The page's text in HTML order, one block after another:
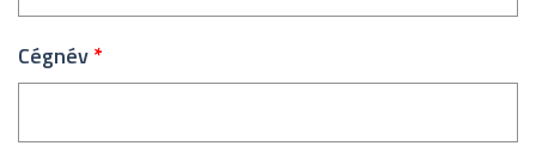
Cégnév*